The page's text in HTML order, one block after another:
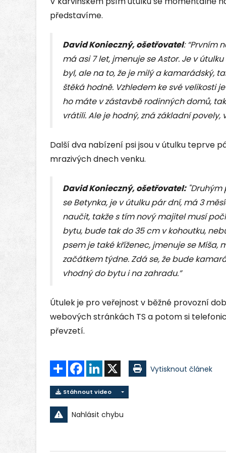
představíme.
David Konieczný, ošetřovatel: “Prvním
má asi 7 let, jmenuje se Astor. Je v
byl, ale na to, že je milý a kamarádský,
štěká hodně. Vzhledem ke své velikosti
ho máte v zástavbě rodinných domů,
vrátili. Ale je hodný, zná základní povely,
Další dva nabízení psi jsou v útulku teprve
mrazivých dnech venku.
David Konieczný, ošetřovatel:"Druhým
se Betynka, je v útulku pár dní, má 3
naučit, takže s tím nový majitel musí
bytu, bude tak do 35 cm v kohoutku,
psem je také kříženec, jmenuje se Míša,
začátkem týdne. Zdá se, že bude
vhodný do bytu i na zahradu.”
Útulek je pro veřejnost v běžné provozní
webových stránkách TS a potom si
převzetí.
Sdílet FacebookLinkedIn Vytisknout článek
Stáhnout video
Nahlásit chybu